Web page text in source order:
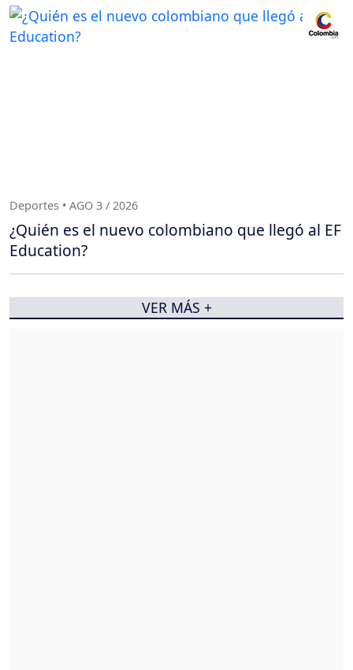
Deportes • AGO 3 / 2026
¿Quién es el nuevo colombiano que llegó al EF
Education?
VER MÁS +